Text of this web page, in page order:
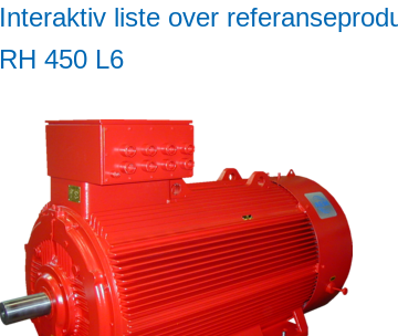
Interaktiv liste over
RH 450 L6